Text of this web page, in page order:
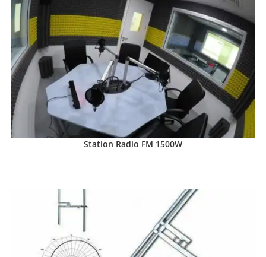
Station Radio FM 1500W